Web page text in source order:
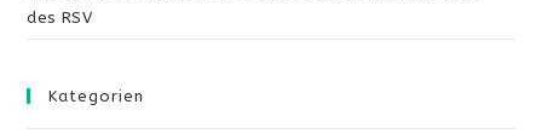
des RSV
Kategorien